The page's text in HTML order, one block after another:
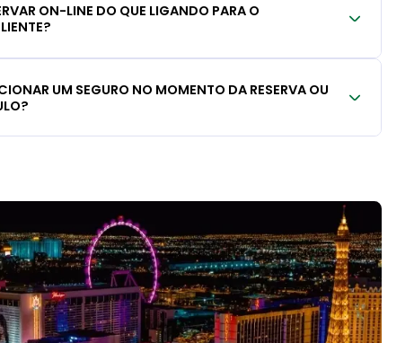
ON-LINE DO QUE LIGANDO PARA O
UM SEGURO NO MOMENTO DA RESERVA OU